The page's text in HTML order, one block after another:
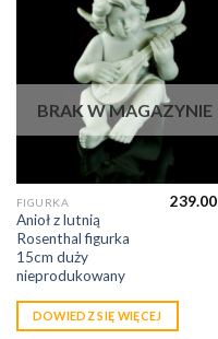
BRAK W MAGAZYNIE
FIGURKA
Anioł z lutnią
Rosenthal figurka
15cm duży
nieprodukowany
239.00
DOWIEDZ SIĘ WIĘCEJ